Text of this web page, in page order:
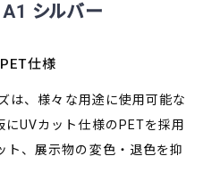
シルバー
仕様
は、様々な用途に使用可能な
UVカット仕様のPETを採用
ト、展示物の変色・退色を抑